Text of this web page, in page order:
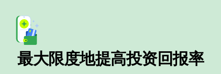
最大限度地提高投资回报率